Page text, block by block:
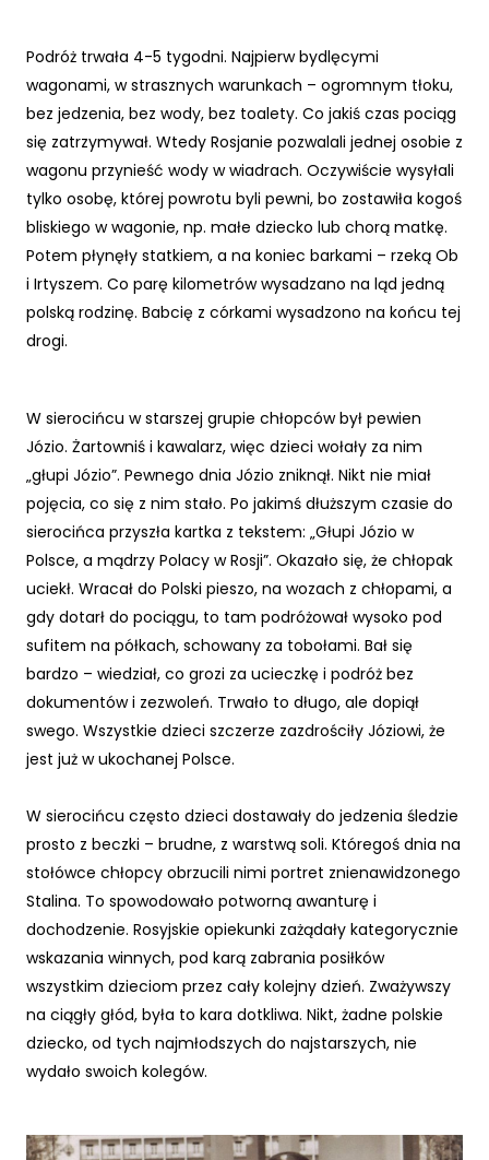
Podróż trwała 4-5 tygodni. Najpierw bydlęcymi
wagonami, w strasznych warunkach – ogromnym tłoku,
bez jedzenia, bez wody, bez toalety. Co jakiś czas pociąg
się zatrzymywał. Wtedy Rosjanie pozwalali jednej osobie z
wagonu przynieść wody w wiadrach. Oczywiście wysyłali
tylko osobę, której powrotu byli pewni, bo zostawiła kogoś
bliskiego w wagonie, np. małe dziecko lub chorą matkę.
Potem płynęły statkiem, a na koniec barkami – rzeką Ob
i Irtyszem. Co parę kilometrów wysadzano na ląd jedną
polską rodzinę. Babcię z córkami wysadzono na końcu tej
drogi.
W sierocińcu w starszej grupie chłopców był pewien
Józio. Żartowniś i kawalarz, więc dzieci wołały za nim
„głupi Józio”. Pewnego dnia Józio zniknął. Nikt nie miał
pojęcia, co się z nim stało. Po jakimś dłuższym czasie do
sierocińca przyszła kartka z tekstem: „Głupi Józio w
Polsce, a mądrzy Polacy w Rosji”. Okazało się, że chłopak
uciekł. Wracał do Polski pieszo, na wozach z chłopami, a
gdy dotarł do pociągu, to tam podróżował wysoko pod
sufitem na półkach, schowany za tobołami. Bał się
bardzo – wiedział, co grozi za ucieczkę i podróż bez
dokumentów i zezwoleń. Trwało to długo, ale dopiął
swego. Wszystkie dzieci szczerze zazdrościły Józiowi, że
jest już w ukochanej Polsce.
W sierocińcu często dzieci dostawały do jedzenia śledzie
prosto z beczki – brudne, z warstwą soli. Któregoś dnia na
stołówce chłopcy obrzucili nimi portret znienawidzonego
Stalina. To spowodowało potworną awanturę i
dochodzenie. Rosyjskie opiekunki zażądały kategorycznie
wskazania winnych, pod karą zabrania posiłków
wszystkim dzieciom przez cały kolejny dzień. Zważywszy
na ciągły głód, była to kara dotkliwa. Nikt, żadne polskie
dziecko, od tych najmłodszych do najstarszych, nie
wydało swoich kolegów.